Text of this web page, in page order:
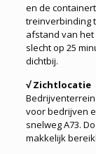
en de
treinverbinding
afstand van het
slecht op 25
dichtbij.
√ Zichtlocatie
voor bedrijven
snelweg A73.
makkelijk